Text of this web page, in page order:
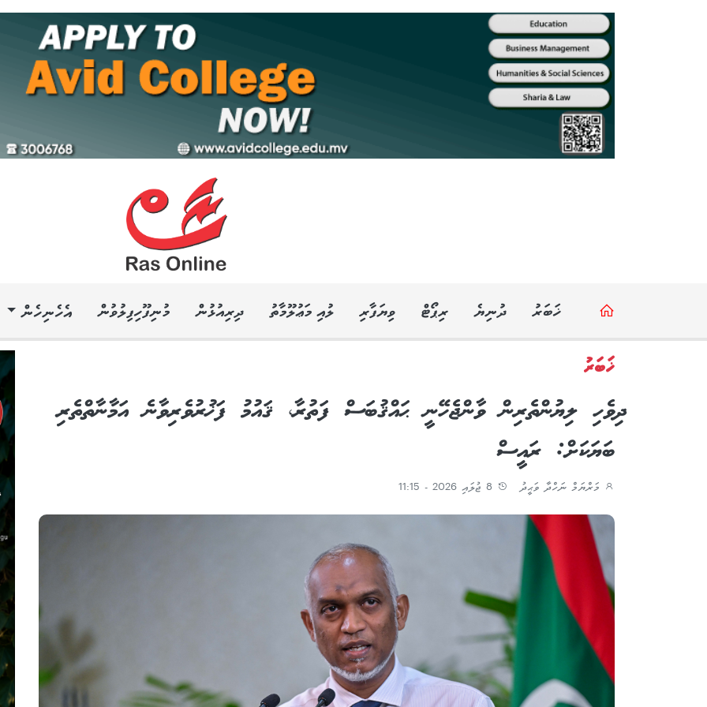
ޚަބަރު ދުނިޔެ ރިޕޯޓް ވިޔަފާރި ލުއި މަޢުލޫމާތު ދިރިއުޅުން މުނިފޫހިފިލުވުން އެހެނިހެން
ޚަބަރު
ދިވެހި ލިޔުންތެރިން ވާންޖެހޭނީ ޙައްޤުބަސް ފަތުރާ، ޤައުމު ފަޚުރުވެރިވާނެ އަމާނާތްތެރި
ބަޔަކަށް: ރައީސް
މަރްޔަމް ނަހްދާ ވަޙީދު